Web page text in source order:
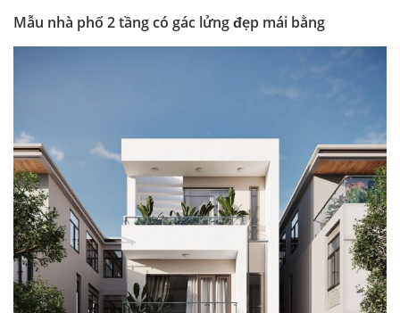
Mẫu nhà phố 2 tầng có gác lửng đẹp mái bằng